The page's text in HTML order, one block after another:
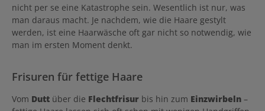
nicht per se eine Katastrophe sein. Wesentlich ist nur, was
man daraus macht. Je nachdem, wie die Haare gestylt
werden, ist eine Haarwäsche oft gar nicht so notwendig, wie
man im ersten Moment denkt.
Frisuren für fettige Haare
Vom Dutt über die Flechtfrisur bis hin zum Einzwirbeln –